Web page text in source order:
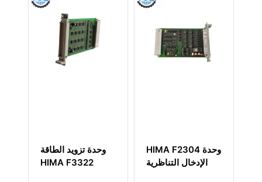
HIMA F2304 وحدة
الإدخال التناظرية
وحدة الإدخال
الرقمي HIMA